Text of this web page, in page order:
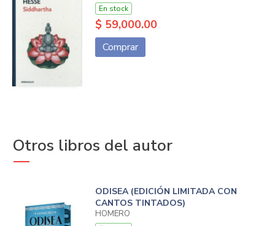
En stock
$ 59,000.00
Comprar
Otros libros del autor
ODISEA (EDICIÓN LIMITADA CON
CANTOS TINTADOS)
HOMERO